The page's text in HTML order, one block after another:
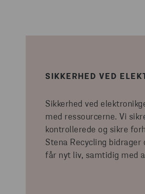
SIKKERHED VED
Sikkerhed ved
med ressourcerne. Vi
kontrollerede og sikre
Stena Recycling
får nyt liv, samtidig med